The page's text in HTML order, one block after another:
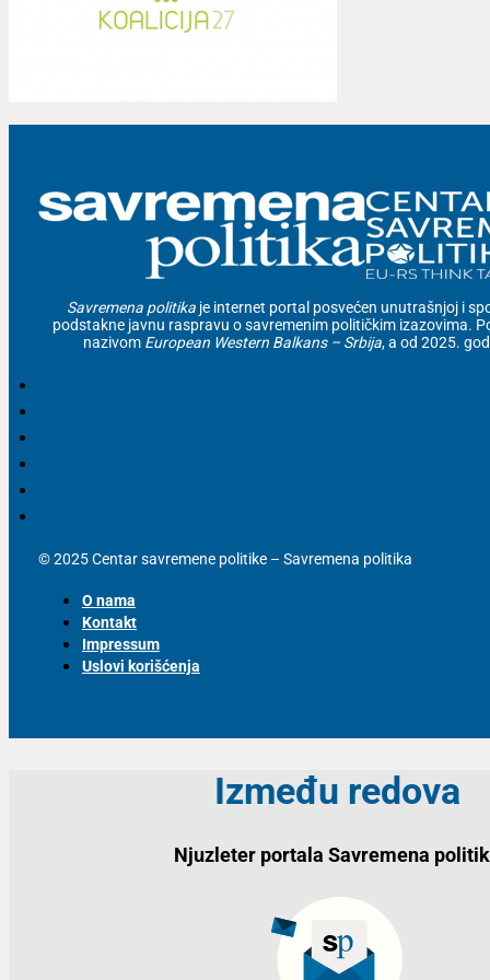
Savremena politika je internet portal posvećen unutrašnjoj i
podstakne javnu raspravu o savremenim političkim izazovima.
nazivom European Western Balkans – Srbija, a od 2025.
© 2025 Centar savremene politike – Savremena politika
O nama
Kontakt
Impressum
Uslovi korišćenja
Između redova
Njuzleter portala Savremena